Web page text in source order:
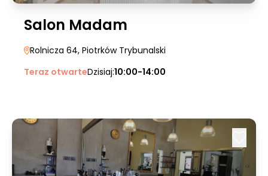
Salon Madam
Rolnicza 64, Piotrków Trybunalski
Teraz otwarteDzisiaj:10:00-14:00